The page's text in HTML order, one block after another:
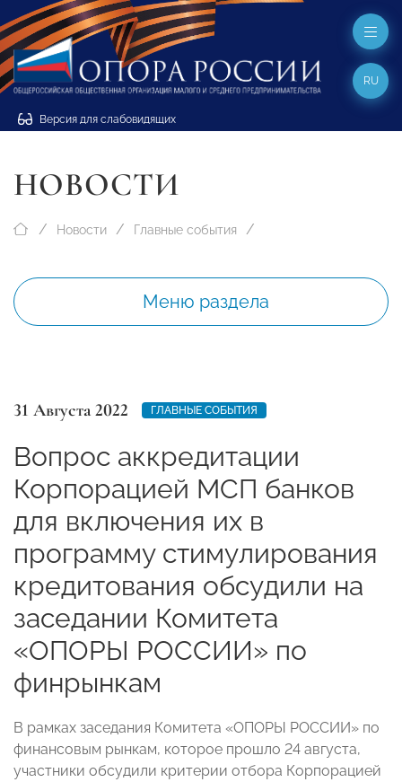
Версия для слабовидящих
RU
НОВОСТИ
Новости Главные события
Меню раздела
31 Августа 2022 ГЛАВНЫЕ СОБЫТИЯ
Вопрос аккредитации
Корпорацией МСП банков
для включения их в
программу стимулирования
кредитования обсудили на
заседании Комитета
«ОПОРЫ РОССИИ» по
финрынкам
В рамках заседания Комитета «ОПОРЫ РОССИИ» по
финансовым рынкам, которое прошло 24 августа,
участники обсудили критерии отбора Корпорацией